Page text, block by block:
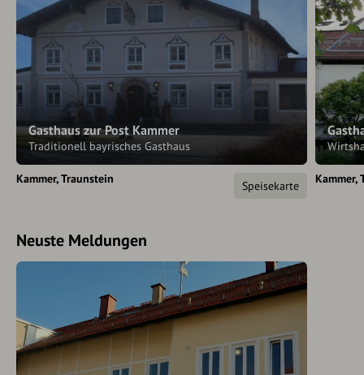
Gasthaus zur Post Kammer
Traditionell bayrisches Gasthaus
Kammer Traunstein Speisekarte Kammer
Neuste Meldungen